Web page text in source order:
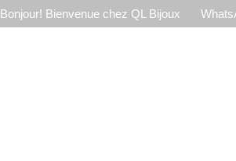
Bonjour! Bienvenue chez QL Bijoux